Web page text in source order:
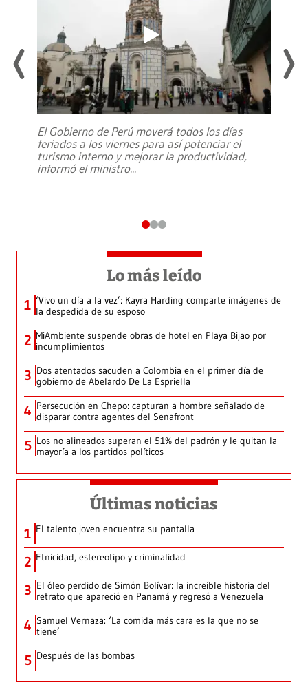
El Gobierno de Perú moverá todos los días
feriados a los viernes para así potenciar el
turismo interno y mejorar la productividad,
informó el ministro...
Lo más leído
1 ‘Vivo un día a la vez’: Kayra Harding comparte imágenes de
la despedida de su esposo
2 MiAmbiente suspende obras de hotel en Playa Bijao por
incumplimientos
3 Dos atentados sacuden a Colombia en el primer día de
gobierno de Abelardo De La Espriella
4 Persecución en Chepo: capturan a hombre señalado de
disparar contra agentes del Senafront
5 Los no alineados superan el 51% del padrón y le quitan la
mayoría a los partidos políticos
Últimas noticias
1 El talento joven encuentra su pantalla​
2 Etnicidad, estereotipo y criminalidad
3 El óleo perdido de Simón Bolívar: la increíble historia del
retrato que apareció en Panamá y regresó a Venezuela
4 Samuel Vernaza: ‘La comida más cara es la que no se
tiene’
5 Después de las bombas